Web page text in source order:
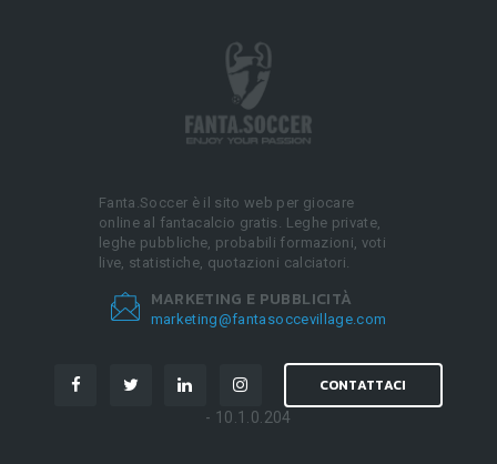
Fanta.Soccer è il sito web per giocare
online al fantacalcio gratis. Leghe private,
leghe pubbliche, probabili formazioni, voti
live, statistiche, quotazioni calciatori.
MARKETING E PUBBLICITÀ
marketing@fantasoccevillage.com
CONTATTACI
- 10.1.0.204